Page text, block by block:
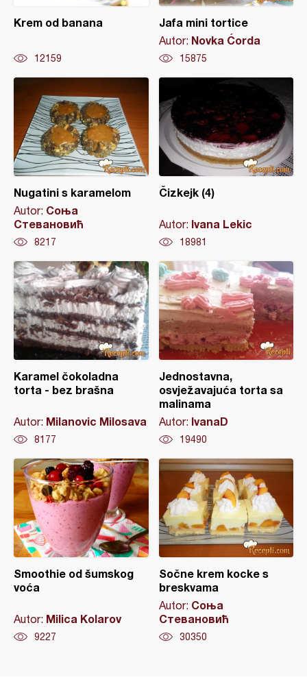
Krem od banana
12159
Jafa mini tortice
Autor: Novka Ćorda
15875
Nugatini s karamelom
Autor: Соња
Стевановић
8217
Čizkejk (4)
Autor: Ivana Lekic
18981
Karamel čokoladna
torta - bez brašna
Autor: Milanovic Milosava
8177
Jednostavna,
osvježavajuća torta sa
malinama
Autor: IvanaD
19490
Smoothie od šumskog
voća
Autor: Milica Kolarov
9227
Sočne krem kocke s
breskvama
Autor: Соња
Стевановић
30350